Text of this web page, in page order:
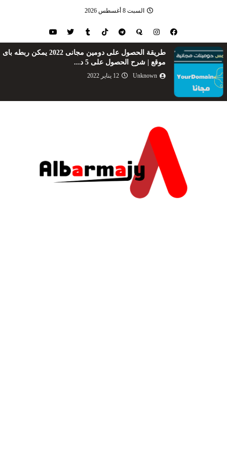
السبت 8 أغسطس 2026
طريقة الحصول على دومين مجانى 2022 يمكن ربطه باى
موقع | شرح الحصول على 5 د...
Unknown 12 يناير 2022